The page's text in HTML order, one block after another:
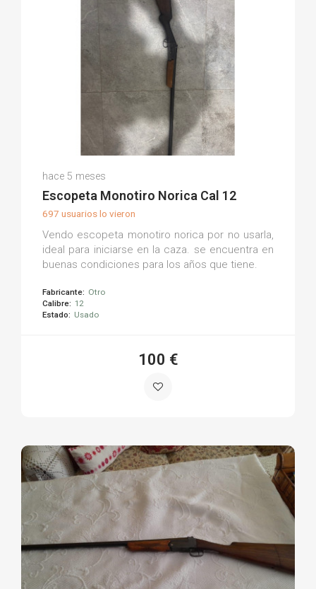
(0)
hace 5 meses
Escopeta Monotiro Norica Cal 12
697 usuarios lo vieron
Vendo escopeta monotiro norica por no usarla,
ideal para iniciarse en la caza. se encuentra en
buenas condiciones para los años que tiene.
Fabricante: Otro
Calibre: 12
Estado: Usado
100 €